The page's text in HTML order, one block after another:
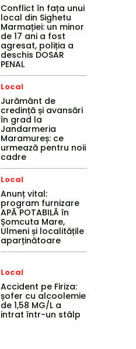
Conflict în fața unui
local din Sighetu
Marmației: un minor
de 17 ani a fost
agresat, poliția a
deschis DOSAR
PENAL
Local
Jurământ de
credință și avansări
în grad la
Jandarmeria
Maramureș: ce
urmează pentru noii
cadre
Local
Anunț vital:
program furnizare
APĂ POTABILĂ în
Șomcuta Mare,
Ulmeni și localitățile
aparținătoare
Local
Accident pe Firiza:
șofer cu alcoolemie
de 1,58 MG/L a
intrat într-un stâlp